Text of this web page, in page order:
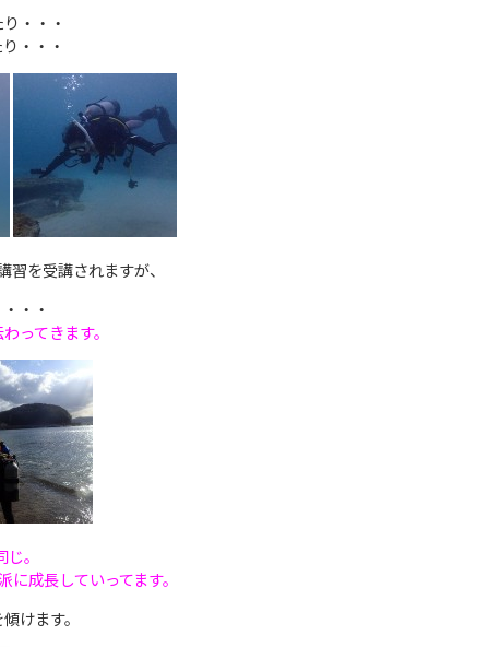
・・・
・・・
を受講されますが、
・・
てきます。
。
成長していってます。
けます。